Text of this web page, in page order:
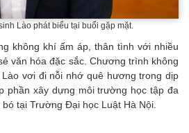
Lào phát biểu tại buổi gặp mặt.
không khí ấm áp, thân tình với nhiều
văn hóa đặc sắc. Chương trình không
vơi đi nỗi nhớ quê hương trong dịp
phần xây dựng môi trường học tập đa
tại Trường Đại học Luật Hà Nội.